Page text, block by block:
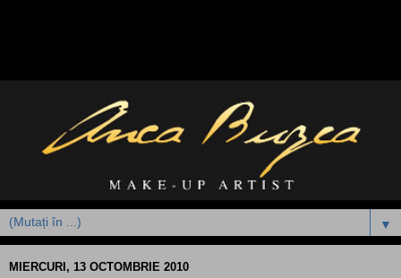
▼
MIERCURI, 13 OCTOMBRIE 2010